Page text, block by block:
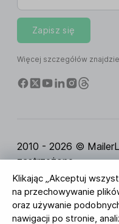
Klikając „Akceptuj
na przechowywanie
oraz używanie
nawigacji po stronie,
Zapisz się
Więcej szczegółów
2010 - 2026 ©
zastrzeżone.
Regulamin Serwisu
zaufania
Ustawienia
wizualna